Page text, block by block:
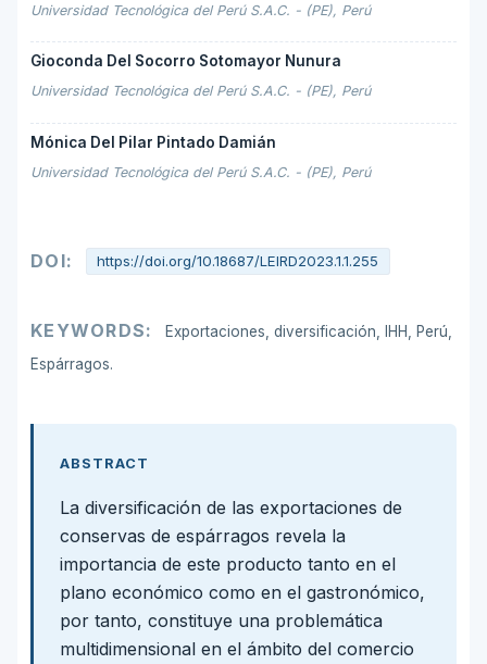
Universidad Tecnológica del Perú S.A.C. - (PE), Perú
Gioconda Del Socorro Sotomayor Nunura
Universidad Tecnológica del Perú S.A.C. - (PE), Perú
Mónica Del Pilar Pintado Damián
Universidad Tecnológica del Perú S.A.C. - (PE), Perú
DOI: https://doi.org/10.18687/LEIRD2023.1.1.255
KEYWORDS:
Exportaciones, diversificación, IHH, Perú,
Espárragos.
ABSTRACT
La diversificación de las exportaciones de
conservas de espárragos revela la
importancia de este producto tanto en el
plano económico como en el gastronómico,
por tanto, constituye una problemática
multidimensional en el ámbito del comercio